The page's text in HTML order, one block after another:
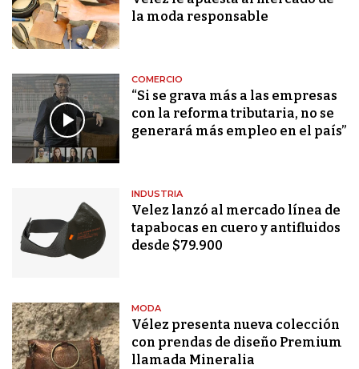
la moda responsable
COMERCIO
“Si se grava más a las empresas
con la reforma tributaria, no se
generará más empleo en el país”
INDUSTRIA
Velez lanzó al mercado línea de
tapabocas en cuero y antifluidos
desde $79.900
MODA
Vélez presenta nueva colección
con prendas de diseño Premium
llamada Mineralia